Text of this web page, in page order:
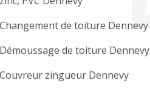
Changement de toiture Dennevy
Démoussage de toiture Dennevy
Couvreur zingueur Dennevy